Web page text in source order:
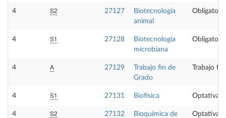
4 S2 27127
Biotecnología
animal
Obligatoria
4 S1 27128
Biotecnología
microbiana
Obligatoria
4 A 27129
Trabajo fin de
Grado
Trabajo
4 S1 27131 Biofísica Optativa
4 S2 27132
Bioquímica de
Optativa